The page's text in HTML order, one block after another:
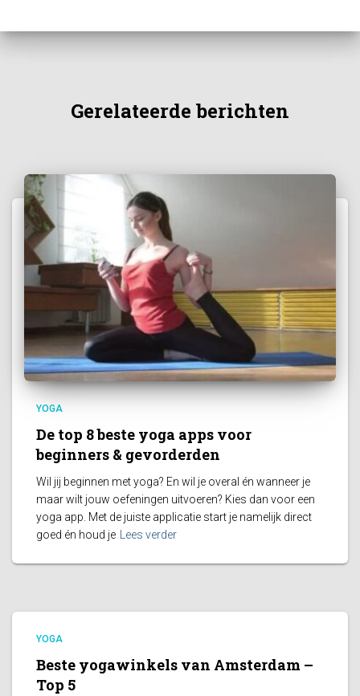
Gerelateerde berichten
YOGA
De top 8 beste yoga apps voor
beginners & gevorderden
Wil jij beginnen met yoga? En wil je overal én wanneer je
maar wilt jouw oefeningen uitvoeren? Kies dan voor een
yoga app. Met de juiste applicatie start je namelijk direct
goed én houd je Lees verder
YOGA
Beste yogawinkels van Amsterdam –
Top 5